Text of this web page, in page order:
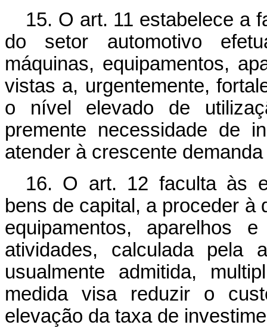
15. O art. 11 estabelece a
do setor automotivo
máquinas, equipamentos,
vistas a, urgentemente,
o nível elevado de
premente necessidade de
atender à crescente
16. O art. 12 faculta às
bens de capital, a proceder à
equipamentos, aparelhos
atividades, calculada pela
usualmente admitida,
medida visa reduzir o
elevação da taxa de